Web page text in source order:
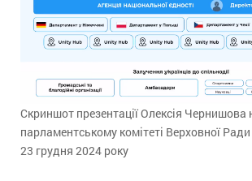
Скриншот презентації Олексія Чернишова
парламентському комітеті Верховної
23 грудня 2024 року